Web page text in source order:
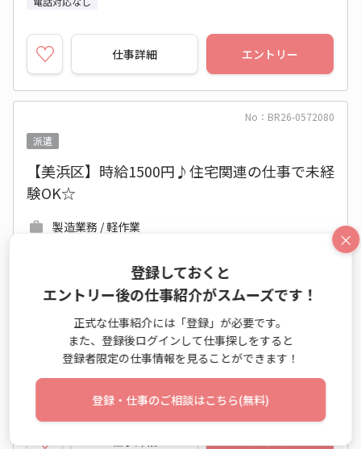
仕事詳細 エントリー
No：BR26-0572080
派遣
【美浜区】時給1500円♪住宅関連の仕事で未経
験OK☆
製造業務 / 軽作業
8:30～17:30 週5日 (土日祝休み)
ＪＲ京葉線(東京－蘇我) 千葉みなと駅 他
2026年09月上旬～長期
開始日相談OK
×
登録しておくと
エントリー後の仕事紹介がスムーズです！
正式な仕事紹介には「登録」が必要です。
また、登録後ログインして仕事探しをすると
登録者限定の仕事情報を見ることができます！
登録・仕事のご相談はこちら(無料)